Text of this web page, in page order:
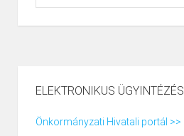
ELEKTRONIKUS ÜGYINTÉZÉS
Önkormányzati Hivatali portál >>